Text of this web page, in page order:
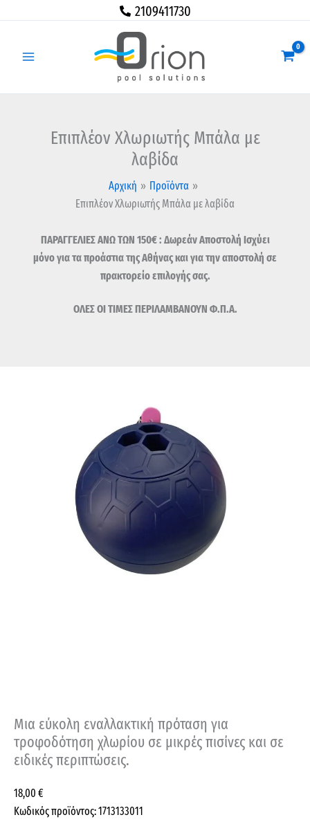
2109411730
Επιπλέον Χλωριωτής Μπάλα με
λαβίδα
Αρχική
Προϊόντα
Επιπλέον Χλωριωτής Μπάλα με λαβίδα
ΠΑΡΑΓΓΕΛΙΕΣ ΑΝΩ ΤΩΝ 150€ : Δωρεάν Αποστολή Ισχύει
μόνο για τα προάστια της Αθήνας και για την αποστολή σε
πρακτορείο επιλογής σας.
ΟΛΕΣ ΟΙ ΤΙΜΕΣ ΠΕΡΙΛΑΜΒΑΝΟΥΝ Φ.Π.Α.
Μια εύκολη εναλλακτική πρόταση για
τροφοδότηση χλωρίου σε μικρές πισίνες και σε
ειδικές περιπτώσεις.
18,00 €
Κωδικός προϊόντος: 1713133011
με
ποσότητα